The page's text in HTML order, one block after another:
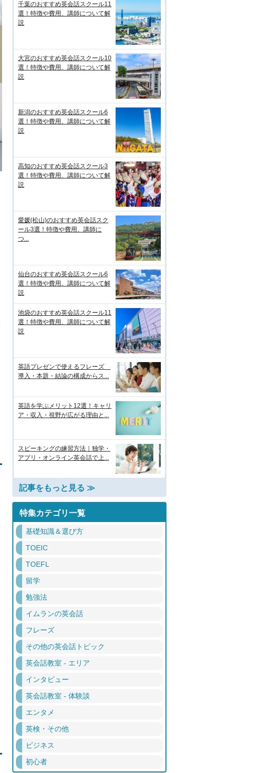
千葉のおすすめ英会話スクール11
選！特徴や費用、講師について解
説
大宮のおすすめ英会話スクール10
選！特徴や費用、講師について解
説
新潟のおすすめ英会話スクール6
選！特徴や費用、講師について解
説
高知のおすすめ英会話スクール3
選！特徴や費用、講師について解
説
愛媛(松山)のおすすめ英会話スク
ール3選！特徴や費用、講師に
つ...
仙台のおすすめ英会話スクール6
選！特徴や費用、講師について解
説
池袋のおすすめ英会話スクール11
選！特徴や費用、講師について解
説
英語プレゼンで使えるフレーズ
導入・本題・結論の構成からス...
英語を学ぶメリット12選！キャリ
ア・収入・視野が広がる理由と...
スピーキングの練習方法｜独学・
アプリ・オンライン英会話で上...
記事をもっと見る ≫
特集カテゴリ一覧
基礎知識＆選び方
TOEIC
TOEFL
留学
勉強法
イムランの英会話
フレーズ
その他の英会話トピック
英会話教室 - エリア
インタビュー
英会話教室 - 体験談
エンタメ
英検・その他
ビジネス
初心者